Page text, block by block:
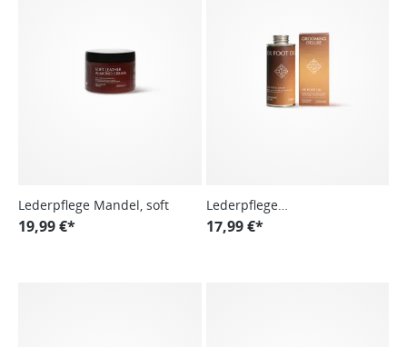
Lederpflege Mandel, soft
19,99 €*
Lederpflege
Ochsenschmalzöl
17,99 €*